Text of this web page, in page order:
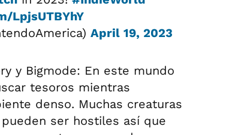
LpjsUTBYhY
April 19, 2023
y Bigmode: En este mundo
tesoros mientras
denso. Muchas creaturas
ser hostiles así que